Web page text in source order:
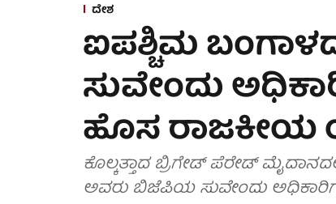
ದೇಶ
ಐಪಶ್ಚಿಮ
ಸುವೇಂದು
ಹೊಸ ರಾಜಕೀಯ
ಕೊಲ್ಕತ್ತಾದ ಬ್ರಿಗೇಡ್ ಪೆರೇಡ್
ಅವರು ಬಿಜೆಪಿಯ ಸುವೇಂದು